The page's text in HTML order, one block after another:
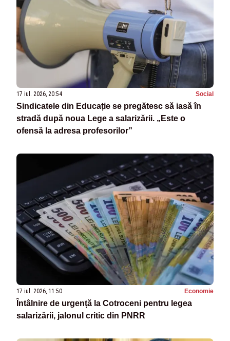
17 iul. 2026, 20:54 Social
Sindicatele din Educație se pregătesc să iasă în
stradă după noua Lege a salarizării. „Este o
ofensă la adresa profesorilor”
17 iul. 2026, 11:50 Economie
Întâlnire de urgență la Cotroceni pentru legea
salarizării, jalonul critic din PNRR